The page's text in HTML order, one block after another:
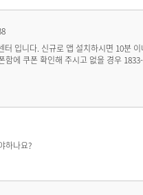
터 입니다. 신규로 앱 설치하시면 10분
에 쿠폰 확인해 주시고 없을 경우
하나요?